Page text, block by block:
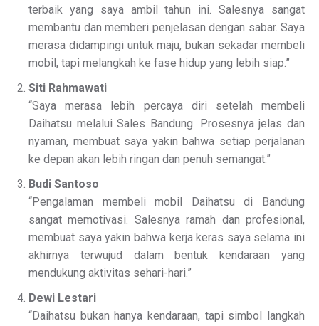
terbaik yang saya ambil tahun ini. Salesnya sangat
membantu dan memberi penjelasan dengan sabar. Saya
merasa didampingi untuk maju, bukan sekadar membeli
mobil, tapi melangkah ke fase hidup yang lebih siap.”
Siti Rahmawati
“Saya merasa lebih percaya diri setelah membeli
Daihatsu melalui Sales Bandung. Prosesnya jelas dan
nyaman, membuat saya yakin bahwa setiap perjalanan
ke depan akan lebih ringan dan penuh semangat.”
Budi Santoso
“Pengalaman membeli mobil Daihatsu di Bandung
sangat memotivasi. Salesnya ramah dan profesional,
membuat saya yakin bahwa kerja keras saya selama ini
akhirnya terwujud dalam bentuk kendaraan yang
mendukung aktivitas sehari-hari.”
Dewi Lestari
“Daihatsu bukan hanya kendaraan, tapi simbol langkah